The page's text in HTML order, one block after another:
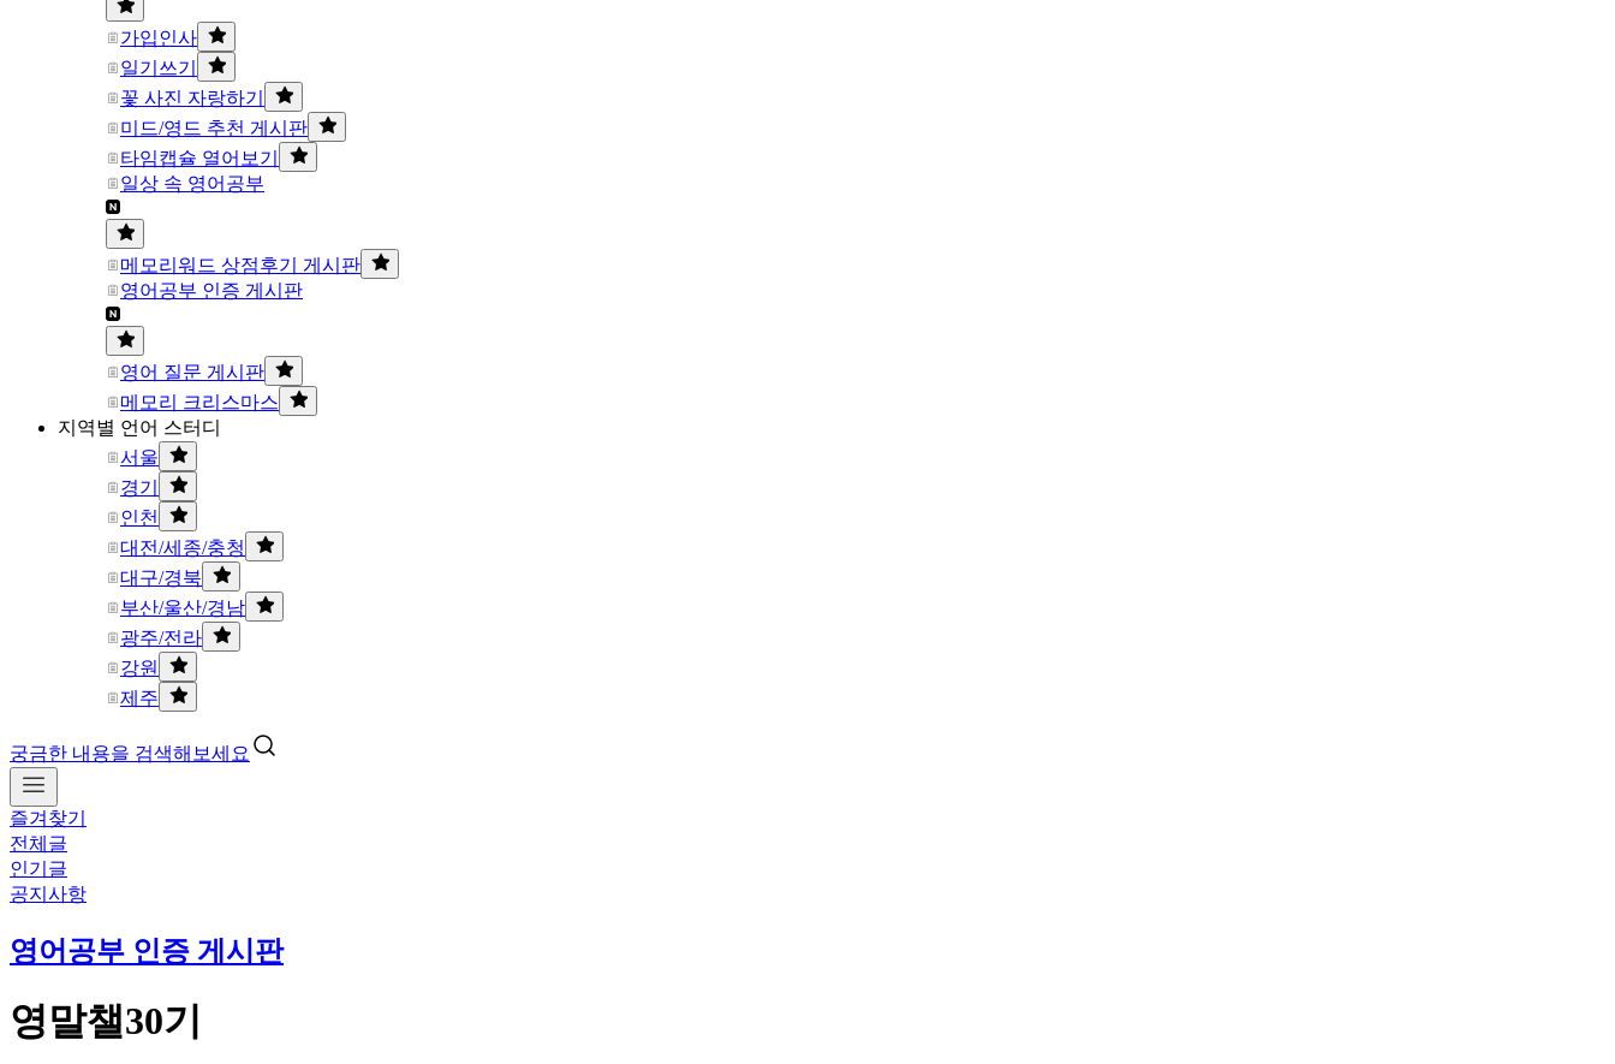
가입인사
일기쓰기
꽃 사진 자랑하기
미드/영드 추천 게시판
타임캡슐 열어보기
일상 속 영어공부
메모리워드 상점후기 게시판
영어공부 인증 게시판
영어 질문 게시판
메모리 크리스마스
지역별 언어 스터디
서울
경기
인천
대전/세종/충청
대구/경북
부산/울산/경남
광주/전라
강원
제주
궁금한 내용을 검색해보세요
즐겨찾기
전체글
인기글
공지사항
영어공부 인증 게시판
영말챌30기